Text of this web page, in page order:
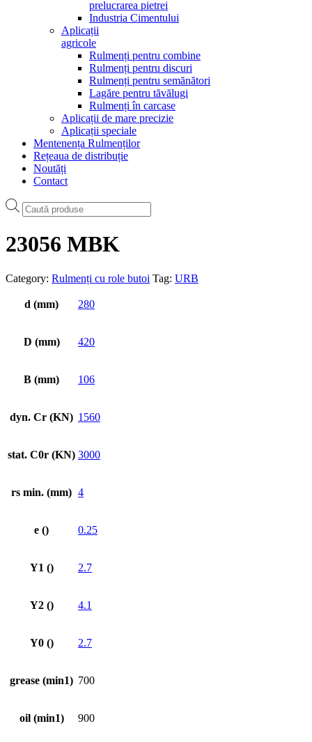
prelucrarea pietrei
Industria Cimentului
Aplicații
agricole
Rulmenți pentru combine
Rulmenți pentru discuri
Rulmenți pentru semănători
Lagăre pentru tăvălugi
Rulmenți în carcase
Aplicații de mare precizie
Aplicații speciale
Mentenența Rulmenților
Rețeaua de distribuție
Noutăți
Contact
Products
search
23056 MBK
Category: Rulmenți cu role butoi Tag: URB
d (mm) 280
D (mm) 420
B (mm) 106
dyn. Cr (KN) 1560
stat. C0r (KN) 3000
rs min. (mm) 4
e () 0.25
Y1 () 2.7
Y2 () 4.1
Y0 () 2.7
grease (min1) 700
oil (min1) 900